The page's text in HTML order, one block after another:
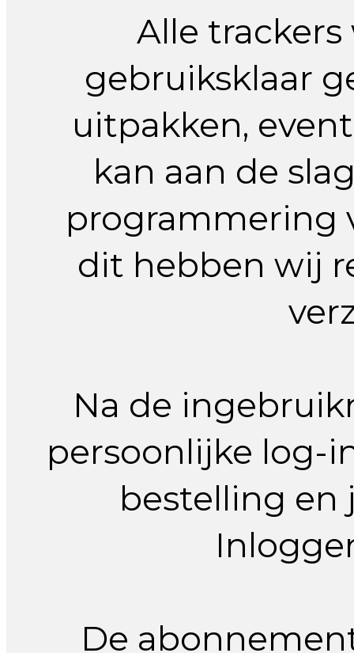
Alle
gebruiksklaar
uitpakken,
kan aan de
programmering
dit hebben wij
Na de
persoonlijke log-
bestelling en
De